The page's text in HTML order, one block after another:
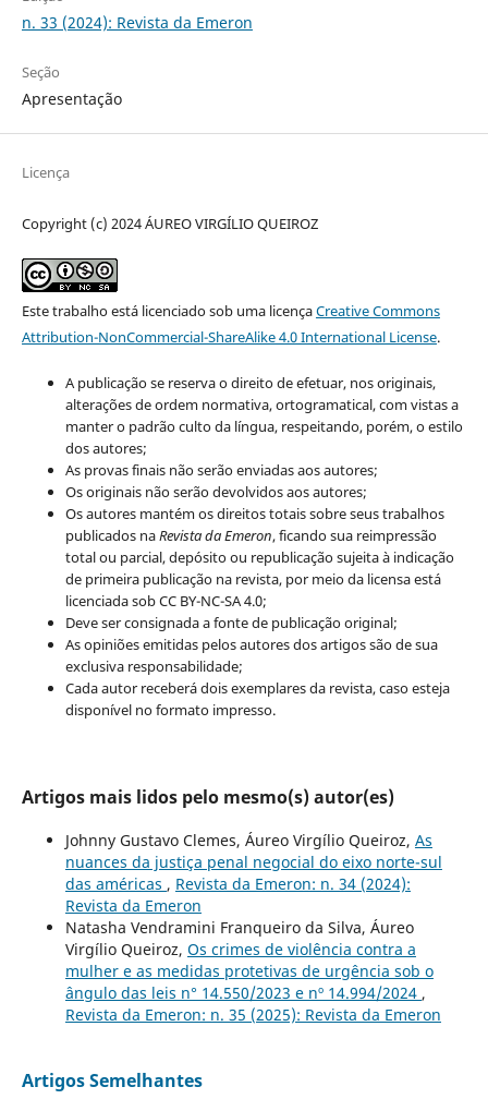
n. 33 (2024): Revista da Emeron
Seção
Apresentação
Licença
Copyright (c) 2024 ÁUREO VIRGÍLIO QUEIROZ
Este trabalho está licenciado sob uma licençaCreative Commons
Attribution-NonCommercial-ShareAlike 4.0 International License.
A publicação se reserva o direito de efetuar, nos originais,
alterações de ordem normativa, ortogramatical, com vistas a
manter o padrão culto da língua, respeitando, porém, o estilo
dos autores;
As provas finais não serão enviadas aos autores;
Os originais não serão devolvidos aos autores;
Os autores mantém os direitos totais sobre seus trabalhos
publicados naRevista da Emeron, ficando sua reimpressão
total ou parcial, depósito ou republicação sujeita à indicação
de primeira publicação na revista, por meio da licensa está
licenciada sob CC BY-NC-SA 4.0;
Deve ser consignada a fonte de publicação original;
As opiniões emitidas pelos autores dos artigos são de sua
exclusiva responsabilidade;
Cada autor receberá dois exemplares da revista, caso esteja
disponível no formato impresso.
Artigos mais lidos pelo mesmo(s) autor(es)
Johnny Gustavo Clemes, Áureo Virgílio Queiroz, As
nuances da justiça penal negocial do eixo norte-sul
das américas , Revista da Emeron: n. 34 (2024):
Revista da Emeron
Natasha Vendramini Franqueiro da Silva, Áureo
Virgílio Queiroz, Os crimes de violência contra a
mulher e as medidas protetivas de urgência sob o
ângulo das leis n° 14.550/2023 e nº 14.994/2024 ,
Revista da Emeron: n. 35 (2025): Revista da Emeron
Artigos Semelhantes